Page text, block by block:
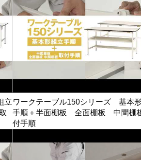
立 ワークテーブル150シリーズ 基本
手順＋半面棚板 全面棚板 中間棚
付手順